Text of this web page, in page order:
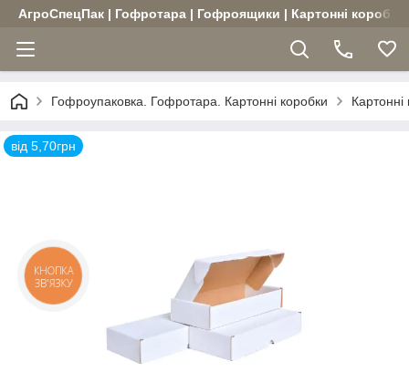
АгроСпецПак | Гофротара | Гофроящики | Картонні
Гофроупаковка. Гофротара. Картонні коробки Картонні
від 5,70грн
КНОПКА
ЗВ'ЯЗКУ